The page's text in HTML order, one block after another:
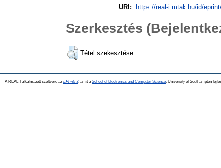
URI:
https://real-i.mtak.hu/id/
Szerkesztés
Tétel szekesztése
A REAL-I alkalmazott szoftvere az EPrints 3, amit a School of Electronics and Computer Science , University of Southampton